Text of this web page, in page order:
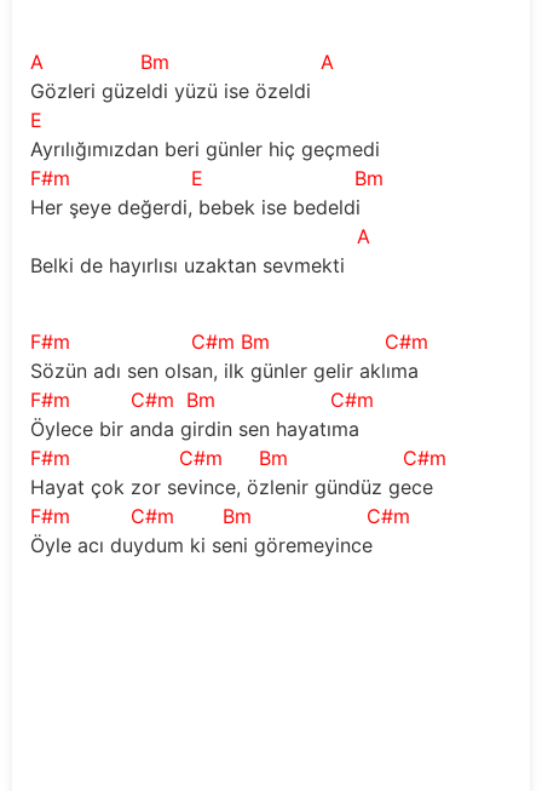
A Bm
A
Gözleri güzeldi yüzü ise özeldi
E
Ayrılığımızdan beri günler hiç geçmedi
F#m
E
Bm
Her şeye değerdi, bebek ise bedeldi
A
Belki de hayırlısı uzaktan sevmekti
F#m C#m Bm
C#m
Sözün adı sen olsan, ilk günler gelir aklıma
F#m
C#m Bm
C#m
Öylece bir anda girdin sen hayatıma
F#m
C#m Bm
C#m
Hayat çok zor sevince, özlenir gündüz gece
F#m
C#m Bm
C#m
Öyle acı duydum ki seni göremeyince